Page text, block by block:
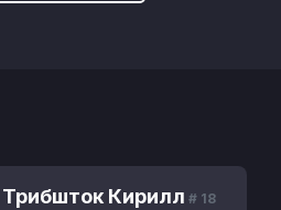
Трибшток Кирилл # 18